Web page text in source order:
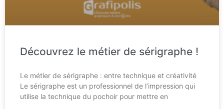
Découvrez le métier de sérigraphe !
Le métier de sérigraphe : entre technique et créativité
Le sérigraphe est un professionnel de l’impression qui
utilise la technique du pochoir pour mettre en